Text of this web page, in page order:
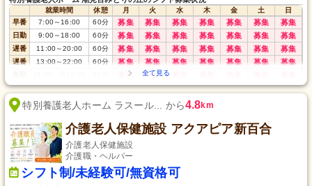
就業時間 休憩 月 火 水 木 金 土
日
早番
7:00～16:00 60分 募集 募集 募集 募集 募集 募集 募集
日勤 9:00～18:00 60分 募集 募集 募集 募集 募集 募集 募集
遅番 11:00～20:00 60分 募集 募集 募集 募集 募集 募集 募集
遅番 13:00～22:00 60分 募集 募集 募集 募集 募集 募集 募集
募集 募集
深夜 22:00～翌7:00 60分 募集 募集 募集 募集 募集 募集 募集
特別養護老人ホーム ラスール... から4.8km
介護老人保健施設 アクアピア新百合
介護老人保健施設
介護職・ヘルパー
シフト制/未経験可/無資格可